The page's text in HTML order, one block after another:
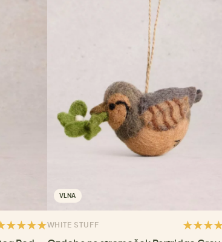
VLNA
WHITE STUFF